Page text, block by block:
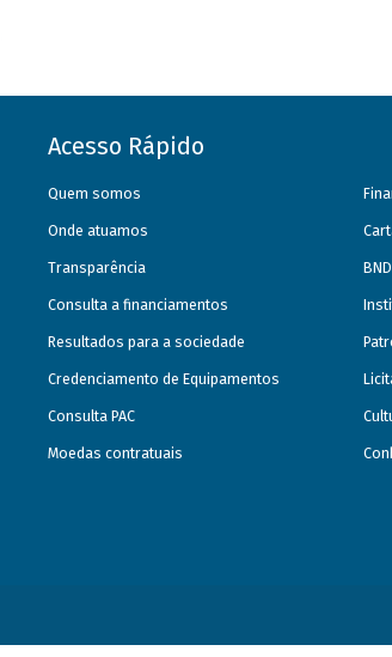
Acesso Rápido
Quem somos
Onde atuamos
Transparência
Consulta a financiamentos
Resultados para a sociedade
Credenciamento de Equipamentos
Consulta PAC
Moedas contratuais